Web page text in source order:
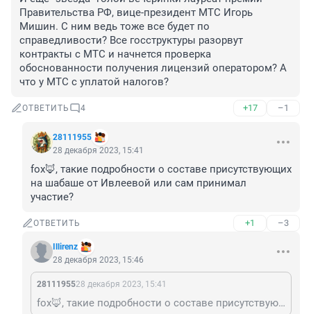
Правительства РФ, вице-президент МТС Игорь
Мишин. С ним ведь тоже все будет по
справедливости? Все госструктуры разорвут
контракты с МТС и начнется проверка
обоснованности получения лицензий оператором? А
что у МТС с уплатой налогов?
ОТВЕТИТЬ 4 +17 –1
28111955
28 декабря 2023, 15:41
fox🦊, такие подробности о составе присутствующих
на шабаше от Ивлеевой или сам принимал
участие?
ОТВЕТИТЬ +1 –3
Illirenz
28 декабря 2023, 15:46
2811195528 декабря 2023, 15:41
fox🦊, такие подробности о составе присутствующих на шабаше от Ивлеевой или сам принимал участие?